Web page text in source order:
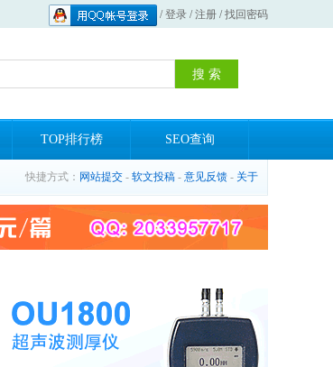
/登录 /注册 /找回密码
TOP排行榜 SEO查询
快捷方式： 网站提交 - 软文投稿 - 意见反馈 - 关于